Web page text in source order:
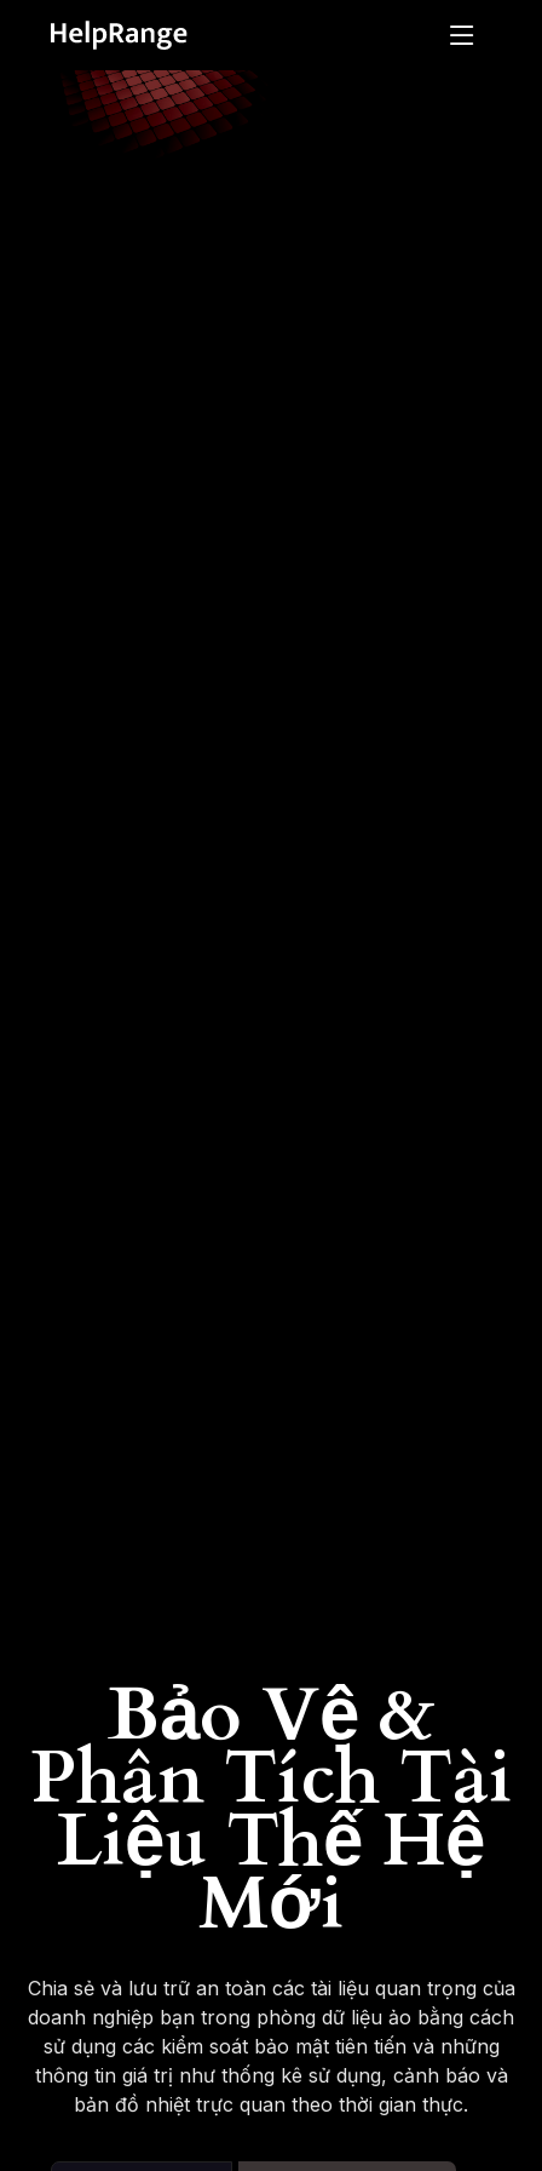
Bảo Vệ &
Phân Tích Tài
Liệu Thế Hệ
Mới
Chia sẻ và lưu trữ an toàn các tài liệu quan trọng của
doanh nghiệp bạn trong phòng dữ liệu ảo bằng cách
sử dụng các kiểm soát bảo mật tiên tiến và những
thông tin giá trị như thống kê sử dụng, cảnh báo và
bản đồ nhiệt trực quan theo thời gian thực.